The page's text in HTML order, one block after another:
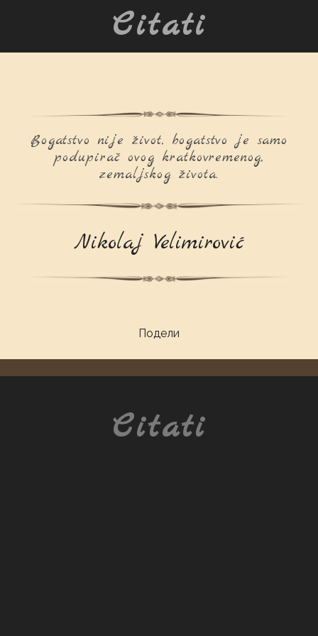
Citati
Bogatstvo nije život, bogatstvo je samo
podupirač ovog kratkovremenog,
zemaljskog života.
Nikolaj Velimirović
Подели
Citati